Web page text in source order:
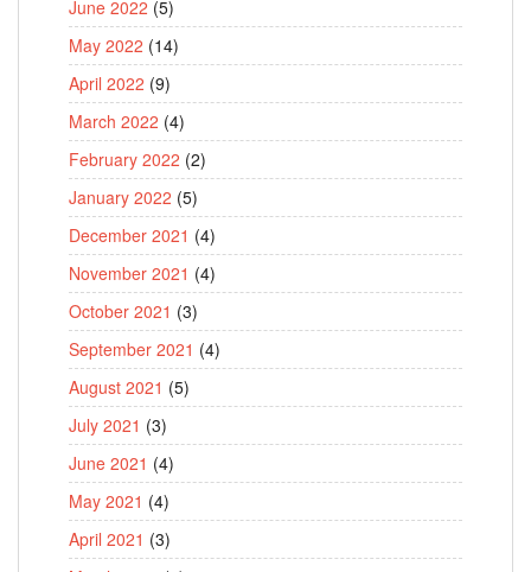
June 2022 (5)
May 2022 (14)
April 2022 (9)
March 2022 (4)
February 2022 (2)
January 2022 (5)
December 2021 (4)
November 2021 (4)
October 2021 (3)
September 2021 (4)
August 2021 (5)
July 2021 (3)
June 2021 (4)
May 2021 (4)
April 2021 (3)